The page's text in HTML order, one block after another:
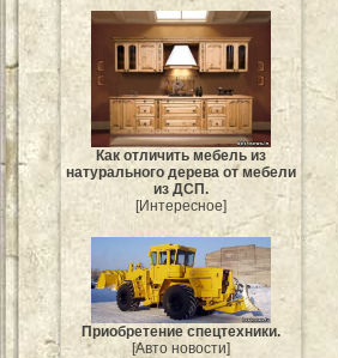
Как отличить мебель из
натурального дерева от мебели
из ДСП.
[Интересное]
Приобретение спецтехники.
[Авто новости]